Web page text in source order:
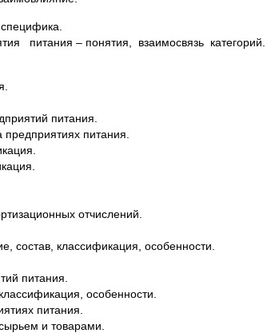
питания – понятия, взаимосвязь категорий.
питания.
питания.
отчислений.
состав, классификация, особенности.
питания.
особенности.
питания.
и товарами.